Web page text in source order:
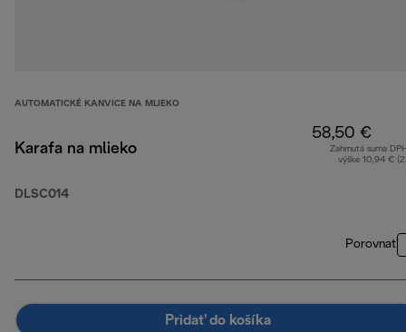
AUTOMATICKÉ KANVICE NA MLIEKO
Karafa na mlieko
DLSC014
58,50 €
Zahrnutá suma
výške 10,94 €
Porovnať
Pridať do košíka